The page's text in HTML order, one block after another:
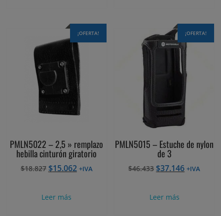
¡OFERTA!
PMLN5022 – 2,5 » remplazo
hebilla cinturón giratorio
$18.827 El
era:
$15.062El+IVA
Leer más
¡OFERTA!
PMLN5015 – Estuche de nylon
de 3
$46.433 El
era:
$37.146El+IVA
Leer más